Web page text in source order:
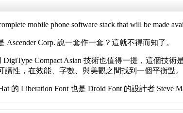
mobile phone software stack that will be made
Corp. 說一套作一套？這就不得而知了。
Compact Asian 技術也值得一提，這個技
性，在效能、字數、與美觀之間找到一個平衡點
的 Liberation Font 也是 Droid Font 的設計者 Steve